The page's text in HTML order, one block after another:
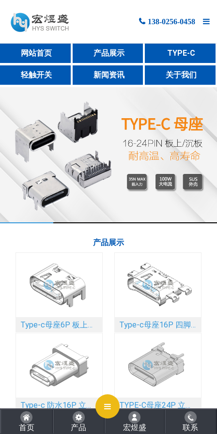
网站首页
产品展示
新闻资讯
关于宏煜盛
联系
138-0256-0458
网站首页 产品展示 TYPE-C
轻触开关 新闻资讯 关于我们
产品展示
Type-c母座6P 板上四脚插板SMT 舌头外露 带弹 5.7L Type-c母座16P 四脚插板SMT 带弹 沉板 1.83mm 6.45L
Type-c 防水16P 立式四脚插板DIP 外露2.0mm IPX8 TYPE-C母座24P 立式四脚插板SMT 带柱 9.0L
首页 产品 宏煜盛 联系